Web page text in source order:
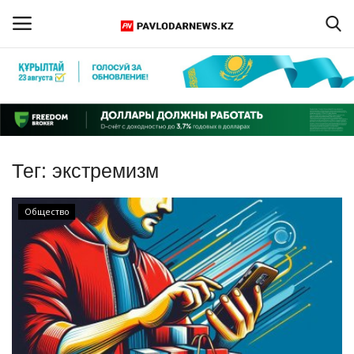
Регистрация
Главная
Обратная связь
ПАВЛОДАРСКАЯ ОБЛАСТЬ
КАЗАХСТАН
МИР
СПЕЦПРОЕКТЫ
Тег: экстремизм
Общество